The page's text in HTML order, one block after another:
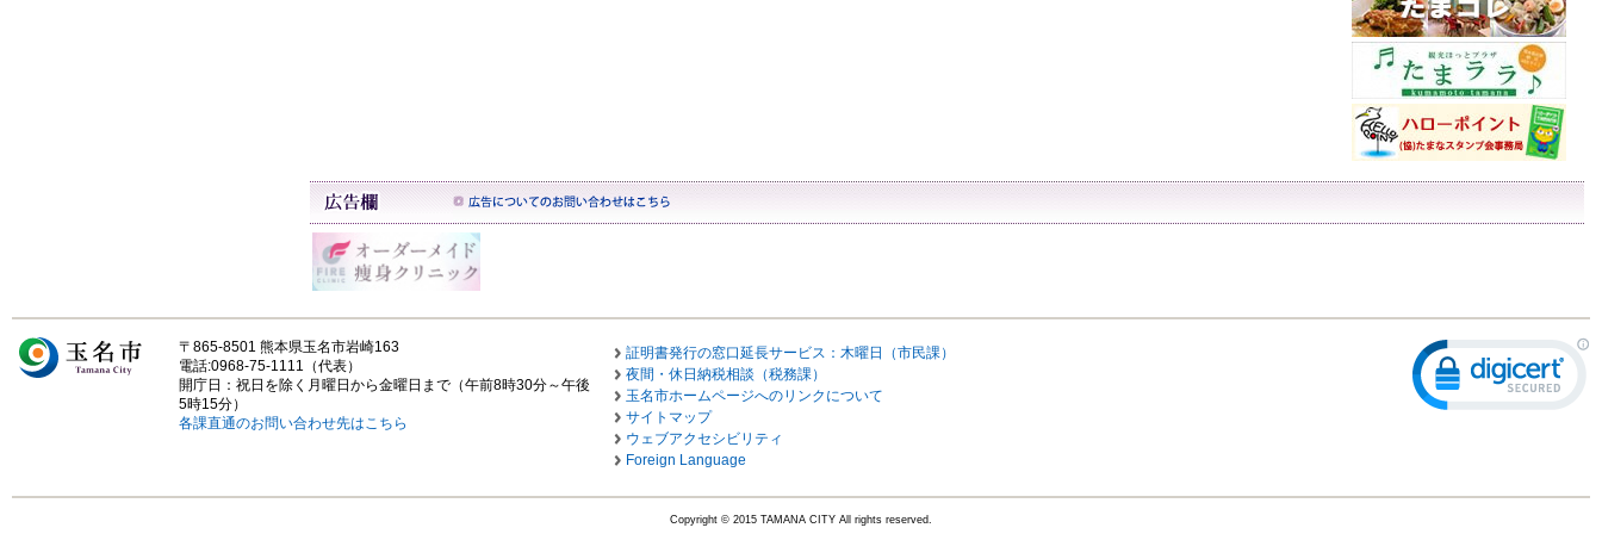
〒865-8501 熊本県玉名市岩崎163
電話:0968-75-1111（代表）
開庁日：祝日を除く月曜日から金曜日まで（午前8時30分～午後
5時15分）
各課直通のお問い合わせ先はこちら
証明書発行の窓口延長サービス：木曜日（市民課）
夜間・休日納税相談（税務課）
玉名市ホームページへのリンクについて
サイトマップ
ウェブアクセシビリティ
Foreign Language
Copyright © 2015 TAMANA CITY All rights reserved.